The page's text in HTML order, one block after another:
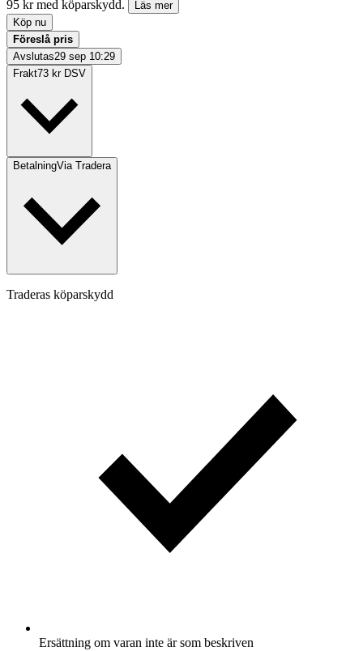
95 kr med köparskydd.
Läs mer
Köp nu
Föreslå pris
Avslutas29 sep 10:29
Frakt73 kr DSV
BetalningVia Tradera
Traderas köparskydd
Ersättning om varan inte är som beskriven